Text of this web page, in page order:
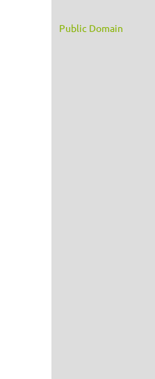
Public Domain